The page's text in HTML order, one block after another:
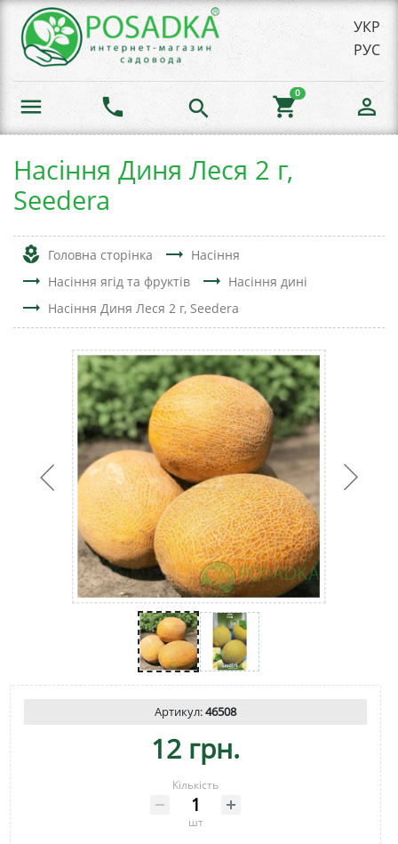
УКР
РУС
menu phone search shopping_cart
0
person_outline
Насіння Диня Леся 2 г,
Seedera
local_florist Головна сторінка trending_flat Насіння
trending_flat Насіння ягід та фруктів trending_flat Насіння дині
trending_flat Насіння Диня Леся 2 г, Seedera
Артикул:46508
12 грн.
Кількість
шт